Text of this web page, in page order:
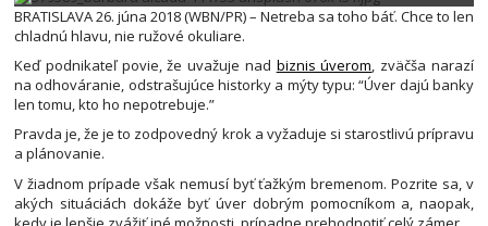
BRATISLAVA 26. júna 2018 (WBN/PR) – Netreba sa toho báť. Chce to len
chladnú hlavu, nie ružové okuliare.
Keď podnikateľ povie, že uvažuje nad biznis úverom, zväčša narazí
na odhováranie, odstrašujúce historky a mýty typu: “Úver dajú banky
len tomu, kto ho nepotrebuje.”
Pravda je, že je to zodpovedný krok a vyžaduje si starostlivú prípravu
a plánovanie.
V žiadnom prípade však nemusí byť ťažkým bremenom. Pozrite sa, v
akých situáciách dokáže byť úver dobrým pomocníkom a, naopak,